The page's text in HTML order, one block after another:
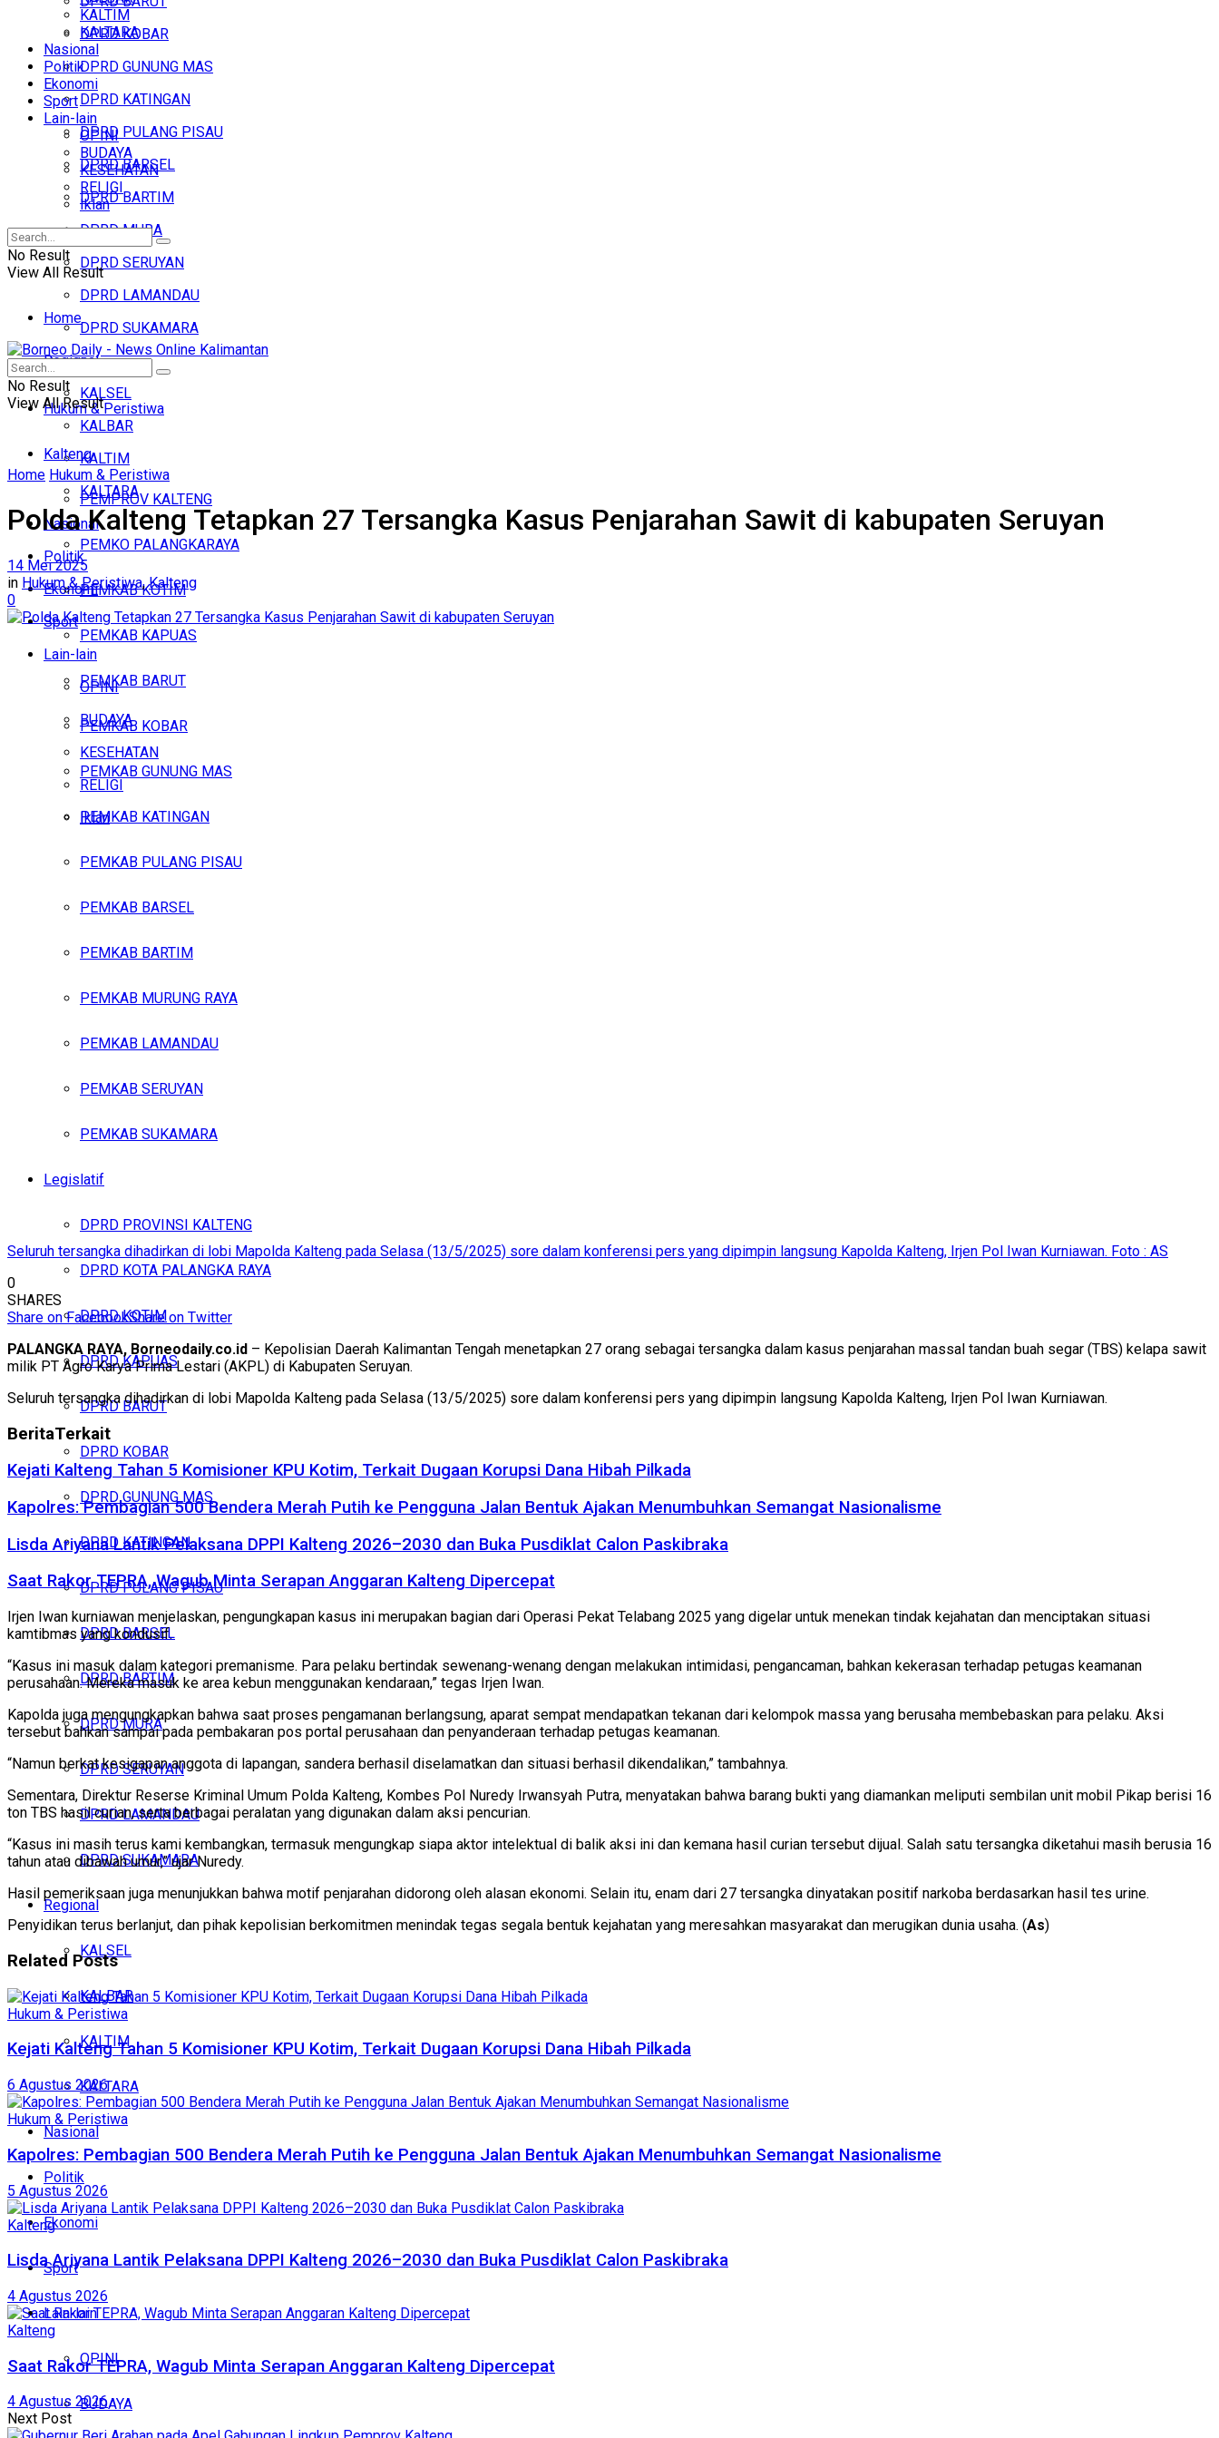
DPRD KOBAR
DPRD GUNUNG MAS
DPRD KATINGAN
DPRD PULANG PISAU
DPRD BARSEL
DPRD BARTIM
DPRD MURA
DPRD SERUYAN
DPRD LAMANDAU
DPRD SUKAMARA
Regional
KALSEL
KALBAR
KALTIM
KALTARA
Nasional
Politik
Ekonomi
Sport
Lain-lain
OPINI
BUDAYA
KESEHATAN
RELIGI
Iklan
Jumat, Agustus 7, 2026
KALTIM
KALTARA
Nasional
Politik
Ekonomi
Sport
Lain-lain
OPINI
BUDAYA
KESEHATAN
RELIGI
Iklan
No Result
View All Result
Home
Headline
Hukum & Peristiwa
Kalteng
PEMPROV KALTENG
PEMKO PALANGKARAYA
PEMKAB KOTIM
PEMKAB KAPUAS
PEMKAB BARUT
PEMKAB KOBAR
PEMKAB GUNUNG MAS
PEMKAB KATINGAN
PEMKAB PULANG PISAU
PEMKAB BARSEL
PEMKAB BARTIM
PEMKAB MURUNG RAYA
PEMKAB LAMANDAU
PEMKAB SERUYAN
PEMKAB SUKAMARA
Legislatif
DPRD PROVINSI KALTENG
DPRD KOTA PALANGKA RAYA
DPRD KOTIM
DPRD KAPUAS
DPRD BARUT
DPRD KOBAR
DPRD GUNUNG MAS
DPRD KATINGAN
DPRD PULANG PISAU
DPRD BARSEL
DPRD BARTIM
DPRD MURA
DPRD SERUYAN
DPRD LAMANDAU
DPRD SUKAMARA
Regional
KALSEL
KALBAR
KALTIM
KALTARA
Nasional
Politik
Ekonomi
Sport
Lain-lain
OPINI
BUDAYA
No Result
View All Result
Home Hukum & Peristiwa
Polda Kalteng Tetapkan 27 Tersangka Kasus Penjarahan Sawit di kabupaten Seruyan
14 Mei 2025
in Hukum & Peristiwa,Kalteng
0
Seluruh tersangka dihadirkan di lobi Mapolda Kalteng pada Selasa (13/5/2025) sore dalam konferensi pers yang dipimpin langsung Kapolda Kalteng, Irjen Pol Iwan Kurniawan. Foto : AS
0
SHARES
Share on FacebookShare on Twitter
PALANGKA RAYA, Borneodaily.co.id – Kepolisian Daerah Kalimantan Tengah menetapkan 27 orang sebagai tersangka dalam kasus penjarahan massal tandan buah segar (TBS) kelapa sawit
milik PT Agro Karya Prima Lestari (AKPL) di Kabupaten Seruyan.
Seluruh tersangka dihadirkan di lobi Mapolda Kalteng pada Selasa (13/5/2025) sore dalam konferensi pers yang dipimpin langsung Kapolda Kalteng, Irjen Pol Iwan Kurniawan.
BeritaTerkait
Kejati Kalteng Tahan 5 Komisioner KPU Kotim, Terkait Dugaan Korupsi Dana Hibah Pilkada
Kapolres: Pembagian 500 Bendera Merah Putih ke Pengguna Jalan Bentuk Ajakan Menumbuhkan Semangat Nasionalisme
Lisda Ariyana Lantik Pelaksana DPPI Kalteng 2026–2030 dan Buka Pusdiklat Calon Paskibraka
Saat Rakor TEPRA, Wagub Minta Serapan Anggaran Kalteng Dipercepat
Irjen Iwan kurniawan menjelaskan, pengungkapan kasus ini merupakan bagian dari Operasi Pekat Telabang 2025 yang digelar untuk menekan tindak kejahatan dan menciptakan situasi
kamtibmas yang kondusif.
“Kasus ini masuk dalam kategori premanisme. Para pelaku bertindak sewenang-wenang dengan melakukan intimidasi, pengancaman, bahkan kekerasan terhadap petugas keamanan
perusahaan. Mereka masuk ke area kebun menggunakan kendaraan,” tegas Irjen Iwan.
Kapolda juga mengungkapkan bahwa saat proses pengamanan berlangsung, aparat sempat mendapatkan tekanan dari kelompok massa yang berusaha membebaskan para pelaku. Aksi
tersebut bahkan sampai pada pembakaran pos portal perusahaan dan penyanderaan terhadap petugas keamanan.
“Namun berkat kesigapan anggota di lapangan, sandera berhasil diselamatkan dan situasi berhasil dikendalikan,” tambahnya.
Sementara, Direktur Reserse Kriminal Umum Polda Kalteng, Kombes Pol Nuredy Irwansyah Putra, menyatakan bahwa barang bukti yang diamankan meliputi sembilan unit mobil Pikap berisi 16
ton TBS hasil curian, serta berbagai peralatan yang digunakan dalam aksi pencurian.
“Kasus ini masih terus kami kembangkan, termasuk mengungkap siapa aktor intelektual di balik aksi ini dan kemana hasil curian tersebut dijual. Salah satu tersangka diketahui masih berusia 16
tahun atau dibawah umur,” ujar Nuredy.
Hasil pemeriksaan juga menunjukkan bahwa motif penjarahan didorong oleh alasan ekonomi. Selain itu, enam dari 27 tersangka dinyatakan positif narkoba berdasarkan hasil tes urine.
Penyidikan terus berlanjut, dan pihak kepolisian berkomitmen menindak tegas segala bentuk kejahatan yang meresahkan masyarakat dan merugikan dunia usaha. (As)
Related Posts
Hukum & Peristiwa
Kejati Kalteng Tahan 5 Komisioner KPU Kotim, Terkait Dugaan Korupsi Dana Hibah Pilkada
6 Agustus 2026
Hukum & Peristiwa
Kapolres: Pembagian 500 Bendera Merah Putih ke Pengguna Jalan Bentuk Ajakan Menumbuhkan Semangat Nasionalisme
5 Agustus 2026
Kalteng
Lisda Ariyana Lantik Pelaksana DPPI Kalteng 2026–2030 dan Buka Pusdiklat Calon Paskibraka
4 Agustus 2026
Kalteng
Saat Rakor TEPRA, Wagub Minta Serapan Anggaran Kalteng Dipercepat
4 Agustus 2026
Next Post